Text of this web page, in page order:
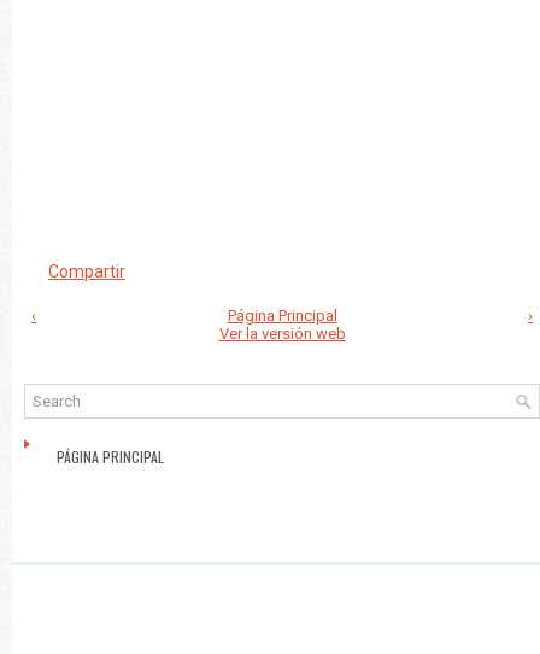
Compartir
‹ ›
Página Principal
Ver la versión web
PÁGINA PRINCIPAL